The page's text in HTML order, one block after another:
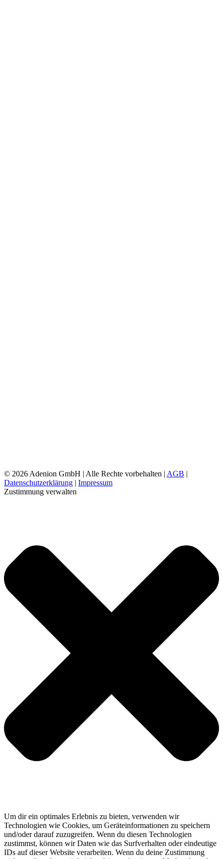
© 2026 Adenion GmbH | Alle Rechte vorbehalten | AGB |
Datenschutzerklärung | Impressum
Zustimmung verwalten
Um dir ein optimales Erlebnis zu bieten, verwenden wir
Technologien wie Cookies, um Geräteinformationen zu speichern
und/oder darauf zuzugreifen. Wenn du diesen Technologien
zustimmst, können wir Daten wie das Surfverhalten oder eindeutige
IDs auf dieser Website verarbeiten. Wenn du deine Zustimmung